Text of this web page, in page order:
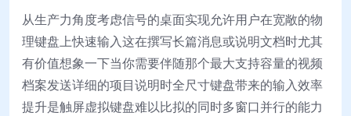
从生产力角度考虑信号的桌面实现允许用户在宽敞的物
理键盘上快速输入这在撰写长篇消息或说明文档时尤其
有价值想象一下当你需要伴随那个最大支持容量的视频
档案发送详细的项目说明时全尺寸键盘带来的输入效率
提升是触屏虚拟键盘难以比拟的同时多窗口并行的能力